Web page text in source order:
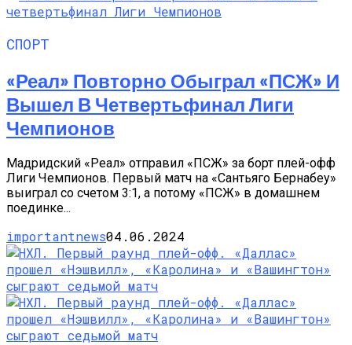
СПОРТ
«Реал» Повторно Обыграл «ПСЖ» И
Вышел В Четвертьфинал Лиги
Чемпионов
Мадридский «Реал» отправил «ПСЖ» за борт плей-офф
Лиги Чемпионов. Первый матч на «Сантьяго Бернабеу»
выиграл со счетом 3:1, а потому «ПСЖ» в домашнем
поединке...
importantnews04.06.2024